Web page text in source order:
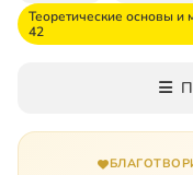
Теоретические основы и
42